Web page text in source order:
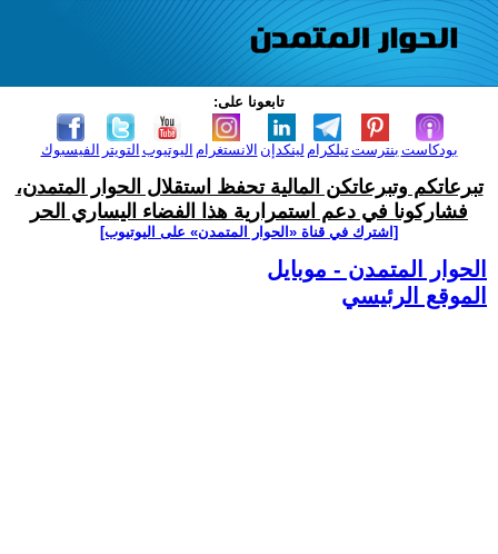
تابعونا على:
الفيسبوك التويتر اليوتيوب الانستغرام لينكدإن تيلكرامبنترست بودكاست
تبرعاتكم وتبرعاتكن المالية تحفظ استقلال الحوار المتمدن،
فشاركونا في دعم استمرارية هذا الفضاء اليساري الحر
[اشترك في قناة ‫«الحوار المتمدن» على اليوتيوب]
الحوار المتمدن - موبايل
الموقع الرئيسي